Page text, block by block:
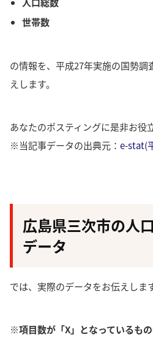
世帯数
の情報を、平成27年実施の国勢
えします。
あなたのポスティングに是非お役
※当記事データの出典元： e-stat(
広島県三次市の人
データ
では、実際のデータをお伝えします
※項目数が「X」となっているもの